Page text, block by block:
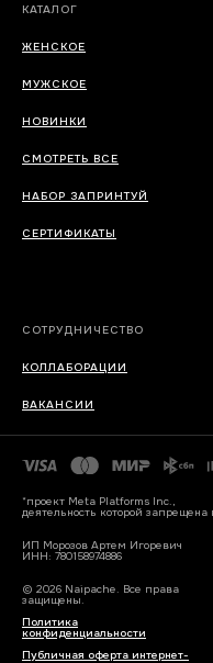
КАТАЛОГ
ЖЕНСКОЕ
МУЖСКОЕ
НОВИНКИ
СМОТРЕТЬ ВСЕ
НАБОР ЗАПРИНТУЙ
СЕРТИФИКАТЫ
СОТРУДНИЧЕСТВО
КОЛЛАБОРАЦИИ
ВАКАНСИИ
*проект Meta Platforms Inc.,
деятельность которой запрещена
ИП Морозов Артем Игоревич
ИНН: 780158974886
© 2026 Naipache. Все права
защищены.
Политика
конфиденциальности
Публичная оферта интернет-